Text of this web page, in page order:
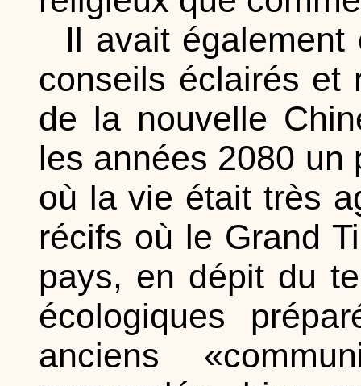
Il avait également
conseils éclairés et
de la nouvelle
les années 2080 un
où la vie était très
récifs où le Grand
pays, en dépit du
écologiques
anciens